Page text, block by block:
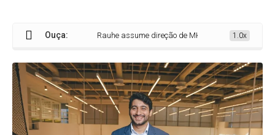
Ouça: Rauhe assume direção de MKT e Novos Mercados na
1.0x